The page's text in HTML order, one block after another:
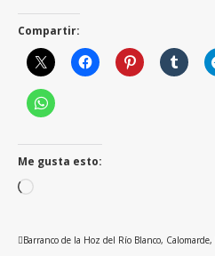
Compartir:
Me gusta esto:
Cargando...
Barranco de la Hoz del Río Blanco, Calomarde,